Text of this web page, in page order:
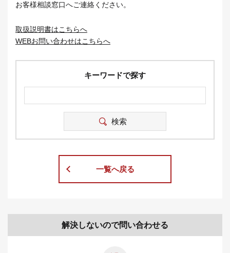
お客様相談窓口へご連絡ください。
取扱説明書はこちらへ
WEBお問い合わせはこちらへ
キーワードで探す
一覧へ戻る
解決しないので問い合わせる